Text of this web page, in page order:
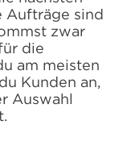
Aufträge sind
zwar
die
am meisten
Kunden an,
Auswahl